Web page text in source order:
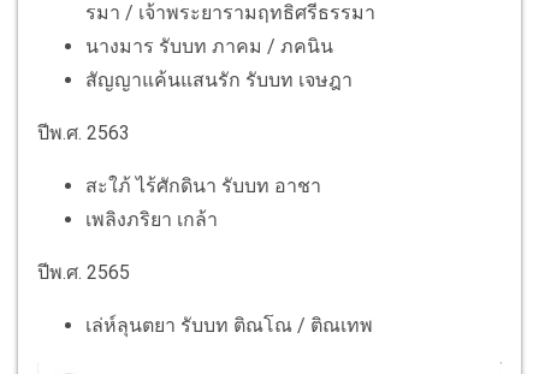
รมา / เจ้าพระยารามฤทธิศรีธรรมา
นางมาร รับบท ภาคม / ภคนิน
สัญญาแค้นแสนรัก รับบท เจษฎา
ปีพ.ศ. 2563
สะใภ้ ไร้ศักดินา รับบท อาชา
เพลิงภริยา เกล้า
ปีพ.ศ. 2565
เล่ห์ลุนตยา รับบท ติณโณ / ติณเทพ